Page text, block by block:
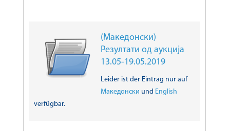
(Македонски)
Резултати од аукција
13.05-19.05.2019
Leider ist der Eintrag nur auf
Македонски und English
verfügbar.